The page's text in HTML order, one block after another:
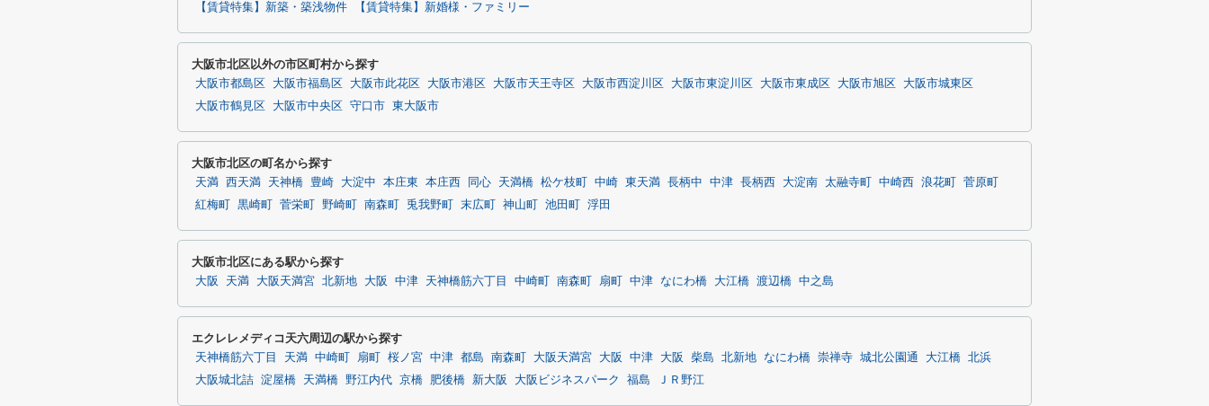
【賃貸特集】新築・築浅物件 【賃貸特集】新婚様・ファミリー
大阪市北区以外の市区町村から探す
大阪市都島区 大阪市福島区 大阪市此花区 大阪市港区 大阪市天王寺区 大阪市西淀川区 大阪市東淀川区 大阪市東成区 大阪市旭区
大阪市城東区
大阪市鶴見区
大阪市中央区 守口市 東大阪市
大阪市北区の町名から探す
天満 西天満 天神橋 豊崎 大淀中 本庄東 本庄西 同心 天満橋 松ケ枝町 中崎 東天満 長柄中 中津 長柄西 大淀南 太融寺町 中崎西 浪花町
菅原町
紅梅町
黒崎町 菅栄町 野崎町 南森町 兎我野町 末広町 神山町 池田町 浮田
大阪市北区にある駅から探す
大阪 天満 大阪天満宮 北新地 大阪 中津 天神橋筋六丁目 中崎町 南森町 扇町 中津 なにわ橋 大江橋 渡辺橋 中之島
エクレレメディコ天六周辺の駅から探す
天神橋筋六丁目 天満 中崎町 扇町 桜ノ宮 中津 都島 南森町 大阪天満宮 大阪 中津 大阪 柴島 北新地 なにわ橋 崇禅寺 城北公園通 大江橋 北浜
大阪城北詰 淀屋橋 天満橋 野江内代 京橋 肥後橋 新大阪 大阪ビジネスパーク 福島 ＪＲ野江